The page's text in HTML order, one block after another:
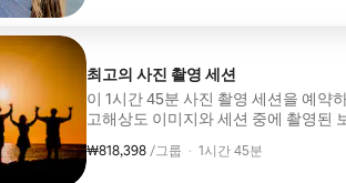
최고의 사진 촬영 세션
이 1시간 45분 사진 촬영 세션을 예약
고해상도 이미지와 세션 중에 촬영된
수 있습니다. 이 패키지에는 리조트 지역에서 더 멀리 떨어진 목적지를
₩818,398 /그룹
그룹당 ₩818,398
, · 1시간 45분